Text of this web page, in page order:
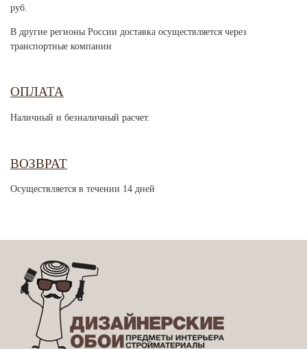
руб.
В другие регионы России доставка осуществляется через
транспортные компании
ОПЛАТА
Наличный и безналичный расчет.
ВОЗВРАТ
Осуществляется в течении 14 дней